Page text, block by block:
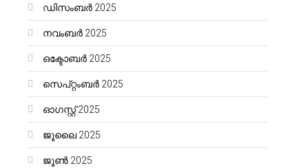
ഡിസംബർ 2025
നവംബർ 2025
ഒക്ടോബർ 2025
സെപ്റ്റംബർ 2025
ഓഗസ്റ്റ്‌ 2025
ജൂലൈ 2025
ജൂൺ 2025